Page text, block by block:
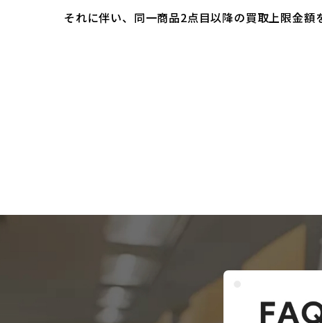
それに伴い、同一商品2点目以降の買取上限金額